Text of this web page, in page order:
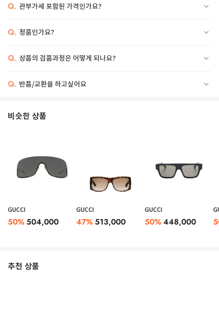
Q. 관부가세 포함된 가격인가요?
Q. 정품인가요?
Q. 상품의 검품과정은 어떻게 되나요?
Q. 반품/교환을 하고싶어요
비슷한 상품
GUCCI
50%504,000
GUCCI
47%513,000
GUCCI
50%448,000
추천 상품